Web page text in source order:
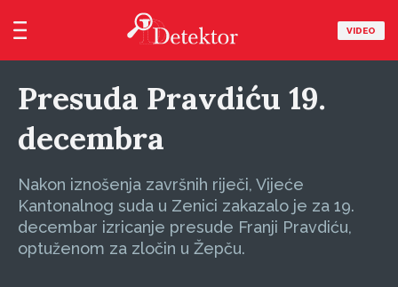
VIDEO
Presuda Pravdiću 19.
decembra
Nakon iznošenja završnih riječi, Vijeće
Kantonalnog suda u Zenici zakazalo je za 19.
decembar izricanje presude Franji Pravdiću,
optuženom za zločin u Žepču.